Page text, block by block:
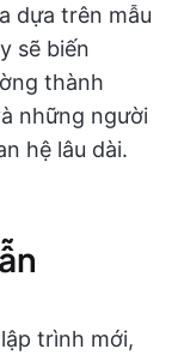
dựa trên mẫu
sẽ biến
thành
những người
hệ lâu dài.
trình mới,